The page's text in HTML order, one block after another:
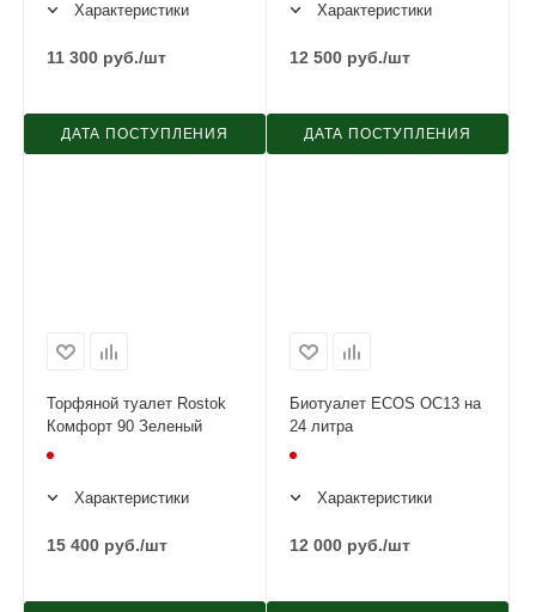
Характеристики
11 300 руб./шт
ДАТА ПОСТУПЛЕНИЯ
Характеристики
12 500 руб./шт
ДАТА ПОСТУПЛЕНИЯ
Торфяной туалет Rostok
Комфорт 90 Зеленый
Характеристики
15 400 руб./шт
Биотуалет ECOS OC13 на
24 литра
Характеристики
12 000 руб./шт